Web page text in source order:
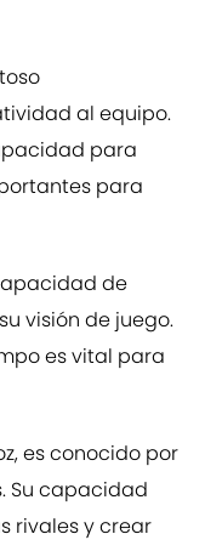
al equipo.
para
para
de
visión de juego.
es vital para
es conocido por
Su capacidad
rivales y crear